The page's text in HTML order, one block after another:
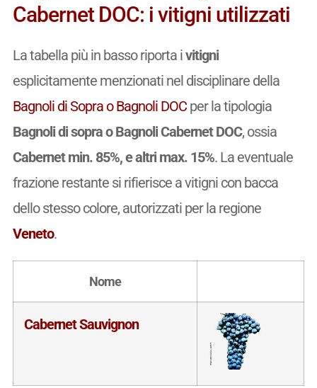
Cabernet DOC: i vitigni utilizzati
La tabella più in basso riporta ivitigni
esplicitamente menzionati nel disciplinare della
Bagnoli di Sopra o Bagnoli DOCper la tipologia
Bagnoli di sopra o Bagnoli Cabernet DOC, ossia
Cabernet min. 85%, e altri max. 15%. La eventuale
frazione restante si rifierisce a vitigni con bacca
dello stesso colore, autorizzati per la regione
Veneto.
Nome
Cabernet Sauvignon